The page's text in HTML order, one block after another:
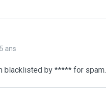
ans
blacklisted by ***** for spam.